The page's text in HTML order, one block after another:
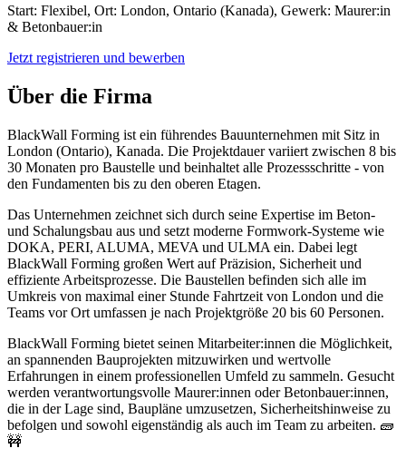
Start: Flexibel, Ort: London, Ontario (Kanada), Gewerk: Maurer:in
& Betonbauer:in
Jetzt registrieren und bewerben
Über die Firma
BlackWall Forming ist ein führendes Bauunternehmen mit Sitz in
London (Ontario), Kanada. Die Projektdauer variiert zwischen 8 bis
30 Monaten pro Baustelle und beinhaltet alle Prozessschritte - von
den Fundamenten bis zu den oberen Etagen.
Das Unternehmen zeichnet sich durch seine Expertise im Beton-
und Schalungsbau aus und setzt moderne Formwork-Systeme wie
DOKA, PERI, ALUMA, MEVA und ULMA ein. Dabei legt
BlackWall Forming großen Wert auf Präzision, Sicherheit und
effiziente Arbeitsprozesse. Die Baustellen befinden sich alle im
Umkreis von maximal einer Stunde Fahrtzeit von London und die
Teams vor Ort umfassen je nach Projektgröße 20 bis 60 Personen.
BlackWall Forming bietet seinen Mitarbeiter:innen die Möglichkeit,
an spannenden Bauprojekten mitzuwirken und wertvolle
Erfahrungen in einem professionellen Umfeld zu sammeln. Gesucht
werden verantwortungsvolle Maurer:innen oder Betonbauer:innen,
die in der Lage sind, Baupläne umzusetzen, Sicherheitshinweise zu
befolgen und sowohl eigenständig als auch im Team zu arbeiten. 🧱
🚧